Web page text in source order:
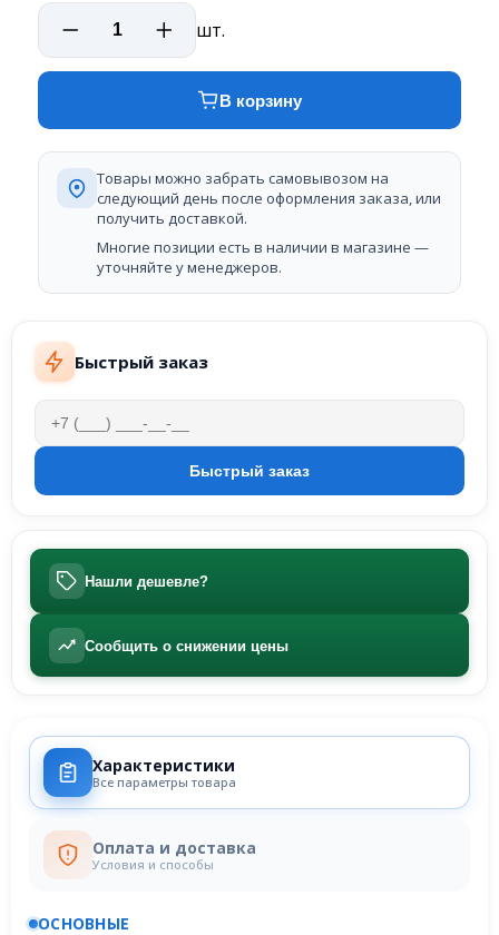
Быстрый заказ
Нашли дешевле?
Сообщить о снижении цены
шт.
В корзину
Товары можно забрать самовывозом на
следующий день после оформления заказа, или
получить доставкой.
Многие позиции есть в наличии в магазине —
уточняйте у менеджеров.
Характеристики
Все параметры товара
Оплата и доставка
Условия и способы
ОСНОВНЫЕ